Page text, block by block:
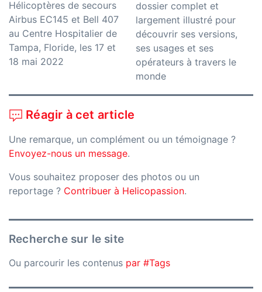
Hélicoptères de secours
Airbus EC145 et Bell 407
au Centre Hospitalier de
Tampa, Floride, les 17 et
18 mai 2022
dossier complet et
largement illustré pour
découvrir ses versions,
ses usages et ses
opérateurs à travers le
monde
Réagir à cet article
Une remarque, un complément ou un témoignage ?
Envoyez-nous un message.
Vous souhaitez proposer des photos ou un
reportage ? Contribuer à Helicopassion.
Recherche sur le site
Ou parcourir les contenus par #Tags